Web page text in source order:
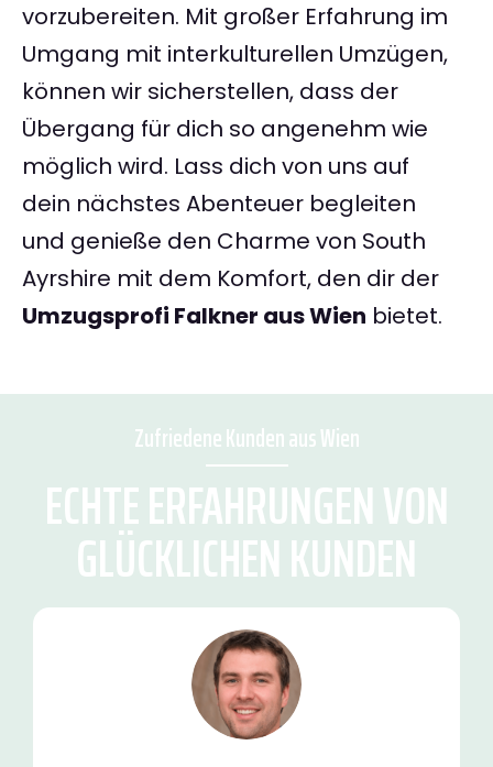
vorzubereiten. Mit großer Erfahrung im
Umgang mit interkulturellen Umzügen,
können wir sicherstellen, dass der
Übergang für dich so angenehm wie
möglich wird. Lass dich von uns auf
dein nächstes Abenteuer begleiten
und genieße den Charme von South
Ayrshire mit dem Komfort, den dir der
Umzugsprofi Falkner aus Wien bietet.
Zufriedene Kunden aus Wien
ECHTE ERFAHRUNGEN VON
GLÜCKLICHEN KUNDEN